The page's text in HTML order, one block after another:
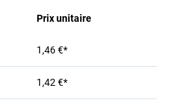
Prix unitaire
1,46 €*
1,42 €*